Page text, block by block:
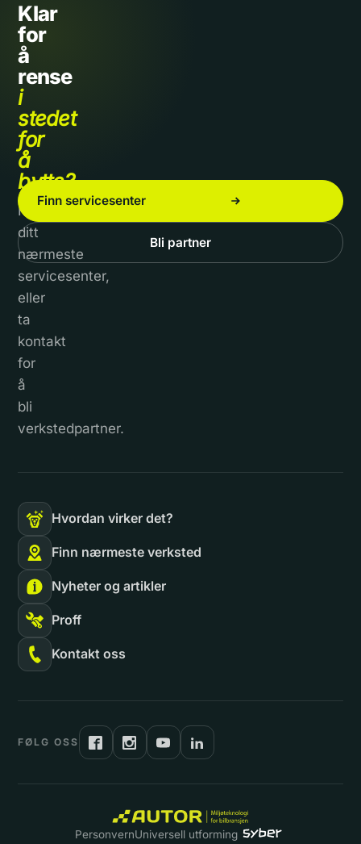
Klar
for
å
rense
i
stedet
for
å
bytte?
Finn
ditt
nærmeste
servicesenter,
eller
ta
kontakt
for
å
bli
verkstedpartner.
Finn servicesenter
Bli partner
Hvordan virker det?
Finn nærmeste verksted
Nyheter og artikler
Proff
Kontakt oss
FØLG OSS
PersonvernUniversell utforming